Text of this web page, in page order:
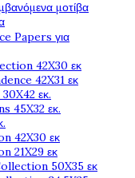
μοτίβα
Papers για
42X30 εκ
42X31 εκ
εκ.
45X32 εκ.
42X30 εκ
21X29 εκ
50X35 εκ